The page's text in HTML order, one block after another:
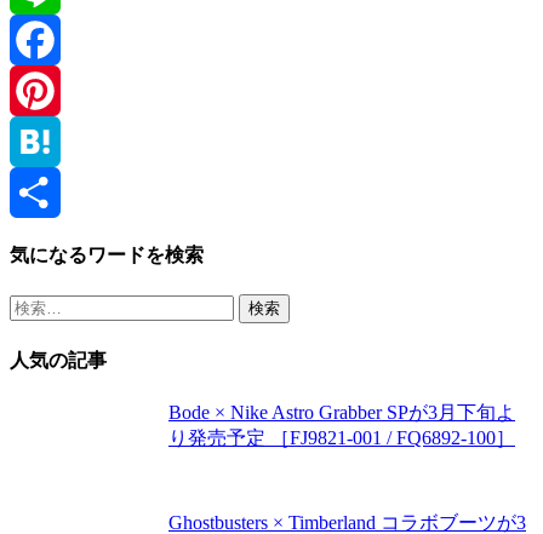
Line
Facebook
Pinterest
Hatena
共
有
気になるワードを検索
検
人気の記事
Bode × Nike Astro Grabber SPが3月下旬よ
り発売予定 ［FJ9821-001 / FQ6892-100］
Ghostbusters × Timberland コラボブーツが3